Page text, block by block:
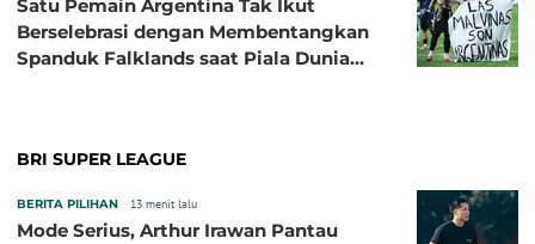
Satu Pemain Argentina Tak Ikut
Berselebrasi dengan Membentangkan
Spanduk Falklands saat Piala Dunia
BRI SUPER LEAGUE
BERITA PILIHAN 13 menit lalu
Mode Serius, Arthur Irawan Pantau